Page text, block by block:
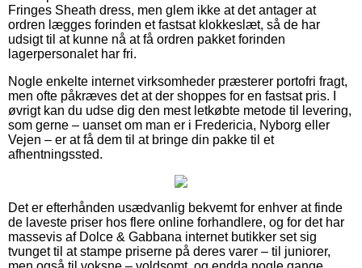
Fringes Sheath dress, men glem ikke at det antager at
ordren lægges forinden et fastsat klokkeslæt, så de har
udsigt til at kunne nå at få ordren pakket forinden
lagerpersonalet har fri.
Nogle enkelte internet virksomheder præsterer portofri fragt,
men ofte påkræves det at der shoppes for en fastsat pris. I
øvrigt kan du udse dig den mest letkøbte metode til levering,
som gerne – uanset om man er i Fredericia, Nyborg eller
Vejen – er at få dem til at bringe din pakke til et
afhentningssted.
Det er efterhånden usædvanlig bekvemt for enhver at finde
de laveste priser hos flere online forhandlere, og for det har
massevis af Dolce & Gabbana internet butikker set sig
tvunget til at stampe priserne på deres varer – til juniorer,